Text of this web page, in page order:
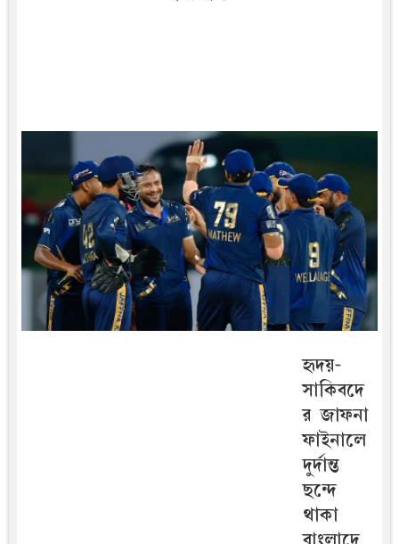
হৃদয়-
সাকিবদে
র জাফনা
ফাইনালে
দুর্দান্ত
ছন্দে
থাকা